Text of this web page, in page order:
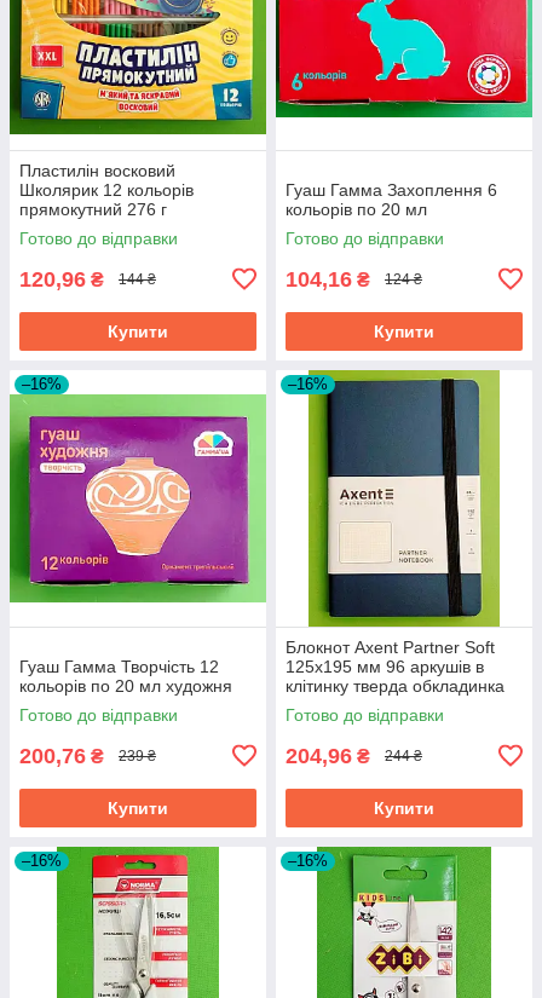
Пластилін восковий
Школярик 12 кольорів
прямокутний 276 г
Готово до відправки
120,96 ₴ 144 ₴
Купити
Гуаш Гамма Захоплення 6
кольорів по 20 мл
Готово до відправки
104,16 ₴ 124 ₴
Купити
–16%
Гуаш Гамма Творчість 12
кольорів по 20 мл художня
Готово до відправки
200,76 ₴ 239 ₴
Купити
–16%
Блокнот Axent Partner Soft
125х195 мм 96 аркушів в
клітинку тверда обкладинка
синій
Готово до відправки
204,96 ₴ 244 ₴
Купити
–16% –16%